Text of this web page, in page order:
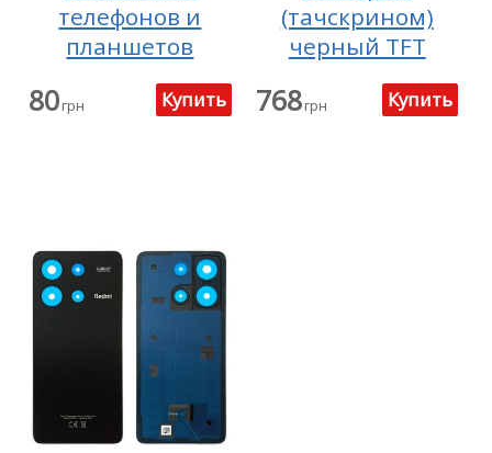
телефонов и
планшетов
80грн
(тачскрином)
черный TFT
768грн